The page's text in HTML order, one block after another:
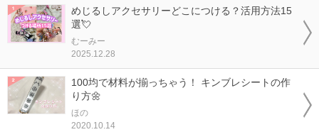
めじるしアクセサリーどこにつける？活用方法15
選💘
むーみー
2025.12.28
100均で材料が揃っちゃう！ キンブレシートの作
り方🌼
ほの
2020.10.14